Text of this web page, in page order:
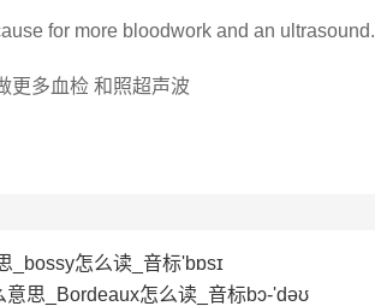
for more bloodwork and an ultrasound.
更多血检 和照超声波
_bossy怎么读_音标'bɒsɪ
意思_Bordeaux怎么读_音标bɔ-'dəʊ